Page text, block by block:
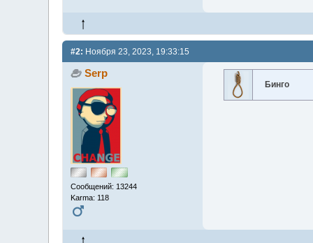
#2: Ноября 23, 2023, 19:33:15
Serp
Сообщений: 13244
Karma: 118
Бинго